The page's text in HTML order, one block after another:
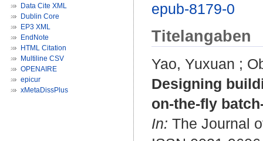
Data Cite XML
Dublin Core
EP3 XML
EndNote
HTML Citation
Multiline CSV
OPENAIRE
epicur
xMetaDissPlus
epub-8179-0
Titelangaben
Yao, Yuxuan ;
Designing
on-the-fly
In: The Journal